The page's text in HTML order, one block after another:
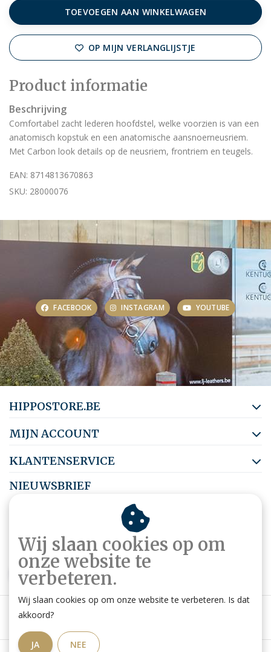
TOEVOEGEN AAN WINKELWAGEN
OP MIJN VERLANGLIJSTJE
Product informatie
Beschrijving
Comfortabel zacht lederen hoofdstel, welke voorzien is van een
anatomisch kopstuk en een anatomische aansnoerneusriem.
Met Carbon look details op de neusriem, frontriem en teugels.
EAN: 8714813670863
SKU: 28000076
FACEBOOK INSTAGRAM YOUTUBE
HIPPOSTORE.BE
MIJN ACCOUNT
KLANTENSERVICE
NIEUWSBRIEF
Abonneer je op onze nieuwsbrief om op de hoogte te blijven.
ABONNEER
Wij slaan cookies op om
onze website te
verbeteren.
Wij slaan cookies op om onze website te verbeteren. Is dat
akkoord?
JA NEE